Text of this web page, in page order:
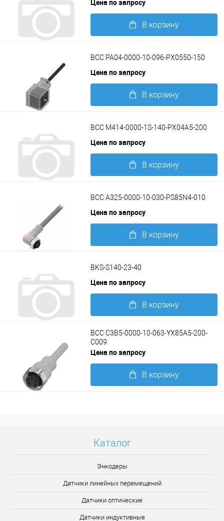
Цена по запросу
В корзину
BCC PA04-0000-10-096-PX0550-150
Цена по запросу
В корзину
BCC M414-0000-1S-140-PX04A5-200
Цена по запросу
В корзину
BCC A325-0000-10-030-PS85N4-010
Цена по запросу
В корзину
BKS-S140-23-40
Цена по запросу
В корзину
Подробнее
BCC C3B5-0000-10-063-YX85A5-200-
C009
Цена по запросу
В корзину
Каталог
Энкодеры
Датчики линейных перемещений
Датчики оптические
Датчики индуктивные